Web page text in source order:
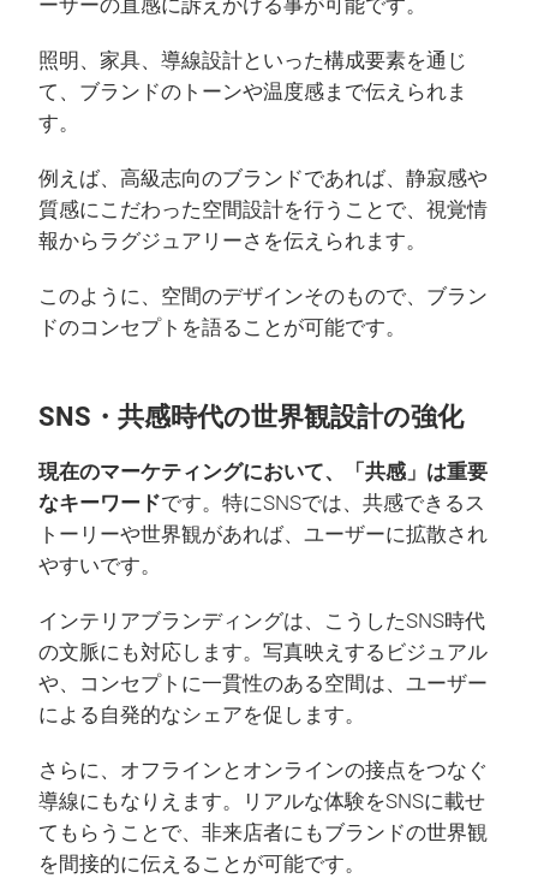
ーザーの直感に訴えかける事が可能です。
照明、家具、導線設計といった構成要素を通じ
て、ブランドのトーンや温度感まで伝えられま
す。
例えば、高級志向のブランドであれば、静寂感や
質感にこだわった空間設計を行うことで、視覚情
報からラグジュアリーさを伝えられます。
このように、空間のデザインそのもので、ブラン
ドのコンセプトを語ることが可能です。
SNS・共感時代の世界観設計の強化
現在のマーケティングにおいて、「共感」は重要
なキーワードです。特にSNSでは、共感できるス
トーリーや世界観があれば、ユーザーに拡散され
やすいです。
インテリアブランディングは、こうしたSNS時代
の文脈にも対応します。写真映えするビジュアル
や、コンセプトに一貫性のある空間は、ユーザー
による自発的なシェアを促します。
さらに、オフラインとオンラインの接点をつなぐ
導線にもなりえます。リアルな体験をSNSに載せ
てもらうことで、非来店者にもブランドの世界観
を間接的に伝えることが可能です。